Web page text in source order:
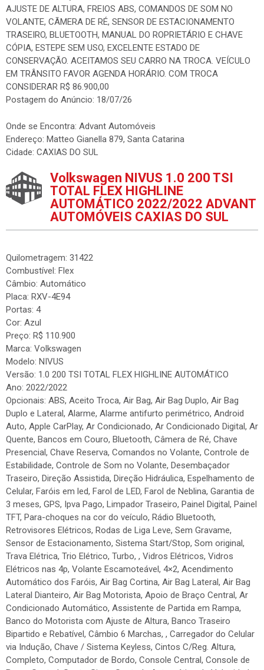
AJUSTE DE ALTURA, FREIOS ABS, COMANDOS DE SOM NO
VOLANTE, CÃMERA DE RÉ, SENSOR DE ESTACIONAMENTO
TRASEIRO, BLUETOOTH, MANUAL DO ROPRIETÁRIO E CHAVE
CÓPIA, ESTEPE SEM USO, EXCELENTE ESTADO DE
CONSERVAÇÃO. ACEITAMOS SEU CARRO NA TROCA. VEÍCULO
EM TRÂNSITO FAVOR AGENDA HORÁRIO. COM TROCA
CONSIDERAR R$ 86.900,00
Postagem do Anúncio: 18/07/26
Onde se Encontra: Advant Automóveis
Endereço: Matteo Gianella 879, Santa Catarina
Cidade: CAXIAS DO SUL
Volkswagen NIVUS 1.0 200 TSI
TOTAL FLEX HIGHLINE
AUTOMÁTICO 2022/2022 ADVANT
AUTOMÓVEIS CAXIAS DO SUL
Quilometragem: 31422
Combustível: Flex
Câmbio: Automático
Placa: RXV-4E94
Portas: 4
Cor: Azul
Preço: R$ 110.900
Marca: Volkswagen
Modelo: NIVUS
Versão: 1.0 200 TSI TOTAL FLEX HIGHLINE AUTOMÁTICO
Ano: 2022/2022
Opcionais: ABS, Aceito Troca, Air Bag, Air Bag Duplo, Air Bag
Duplo e Lateral, Alarme, Alarme antifurto perimétrico, Android
Auto, Apple CarPlay, Ar Condicionado, Ar Condicionado Digital, Ar
Quente, Bancos em Couro, Bluetooth, Câmera de Ré, Chave
Presencial, Chave Reserva, Comandos no Volante, Controle de
Estabilidade, Controle de Som no Volante, Desembaçador
Traseiro, Direção Assistida, Direção Hidráulica, Espelhamento de
Celular, Faróis em led, Farol de LED, Farol de Neblina, Garantia de
3 meses, GPS, Ipva Pago, Limpador Traseiro, Painel Digital, Painel
TFT, Para-choques na cor do veículo, Rádio Bluetooth,
Retrovisores Elétricos, Rodas de Liga Leve, Sem Gravame,
Sensor de Estacionamento, Sistema Start/Stop, Som original,
Trava Elétrica, Trio Elétrico, Turbo, , Vidros Elétricos, Vidros
Elétricos nas 4p, Volante Escamoteável, 4×2, Acendimento
Automático dos Faróis, Air Bag Cortina, Air Bag Lateral, Air Bag
Lateral Dianteiro, Air Bag Motorista, Apoio de Braço Central, Ar
Condicionado Automático, Assistente de Partida em Rampa,
Banco do Motorista com Ajuste de Altura, Banco Traseiro
Bipartido e Rebatível, Câmbio 6 Marchas, , Carregador do Celular
via Indução, Chave / Sistema Keyless, Cintos C/Reg. Altura,
Completo, Computador de Bordo, Console Central, Console de